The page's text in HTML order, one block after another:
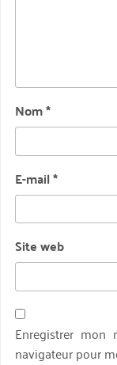
Nom*
E-mail*
Site web
Enregistrer
navigateur pour